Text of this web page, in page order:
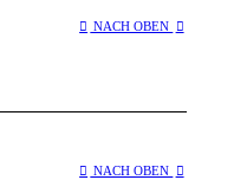
NACH OBEN
NACH OBEN